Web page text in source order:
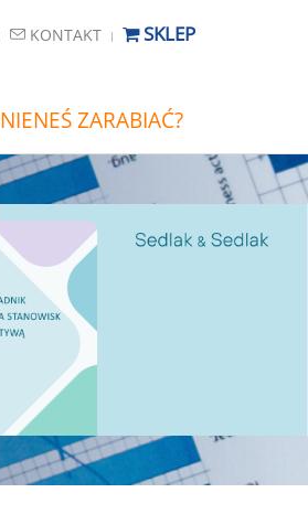
KONTAKT SKLEP
ZARABIAĆ?